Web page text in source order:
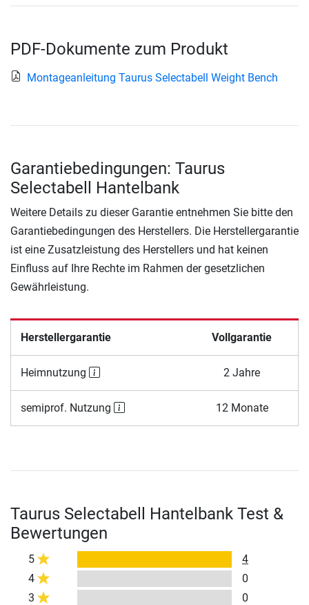
PDF-Dokumente zum Produkt
Montageanleitung Taurus Selectabell Weight Bench
Garantiebedingungen: Taurus
Selectabell Hantelbank
Weitere Details zu dieser Garantie entnehmen Sie bitte den
Garantiebedingungen des Herstellers. Die Herstellergarantie
ist eine Zusatzleistung des Herstellers und hat keinen
Einfluss auf Ihre Rechte im Rahmen der gesetzlichen
Gewährleistung.
Herstellergarantie Vollgarantie
Heimnutzung 2 Jahre
semiprof. Nutzung 12 Monate
Taurus Selectabell Hantelbank Test &
Bewertungen
5
4
4
0
3
0